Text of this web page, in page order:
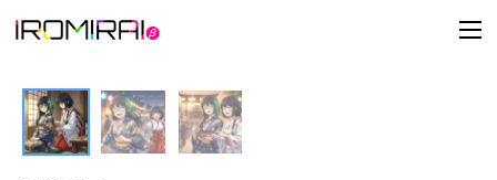
t
o